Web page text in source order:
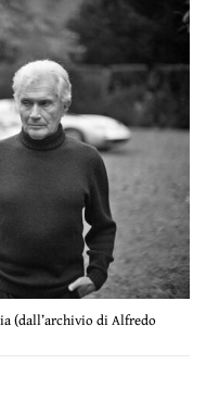
(dall’archivio di Alfredo